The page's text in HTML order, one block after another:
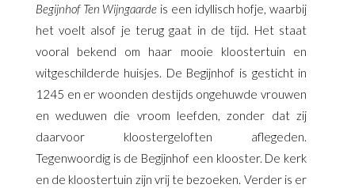
Begijnhof Ten Wijngaarde is een idyllisch hofje, waarbij
het voelt alsof je terug gaat in de tijd. Het staat
vooral bekend om haar mooie kloostertuin en
witgeschilderde huisjes. De Begijnhof is gesticht in
1245 en er woonden destijds ongehuwde vrouwen
en weduwen die vroom leefden, zonder dat zij
daarvoor kloostergeloften aflegeden.
Tegenwoordig is de Begijnhof een klooster. De kerk
en de kloostertuin zijn vrij te bezoeken. Verder is er